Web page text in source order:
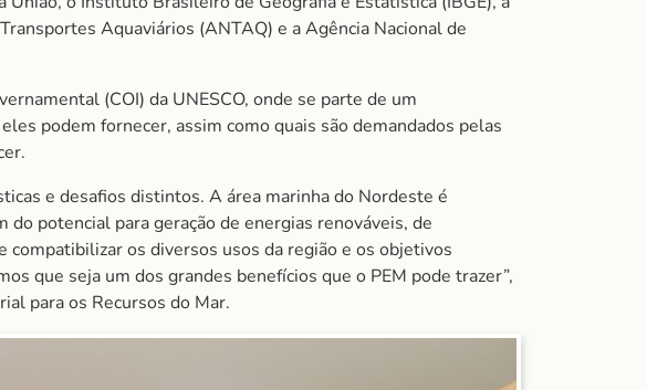
Aquaviários (ANTAQ) e a Agência Nacional de
(COI) da UNESCO, onde se parte de um
podem fornecer, assim como quais são demandados pelas
e desafios distintos. A área marinha do Nordeste é
potencial para geração de energias renováveis, de
compatibilizar os diversos usos da região e os objetivos
que seja um dos grandes benefícios que o PEM pode trazer”,
para os Recursos do Mar.